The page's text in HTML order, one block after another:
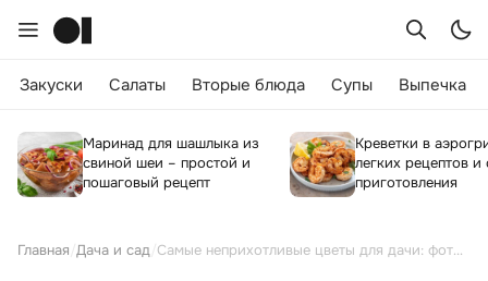
Закуски Салаты Вторые блюда Супы Выпечка
Маринад для шашлыка из
свиной шеи – простой и
пошаговый рецепт
Креветки в
легких рецептов и
приготовления
Главная Дача и сад Самые неприхотливые цветы для дачи: фото и названия